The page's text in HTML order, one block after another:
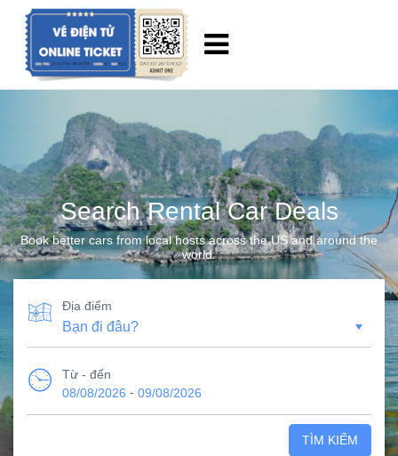
Search Rental Car Deals
Book better cars from local hosts across the US and around the
world.
Địa điểm
Từ - đến
08/08/2026 - 09/08/2026
TÌM KIẾM